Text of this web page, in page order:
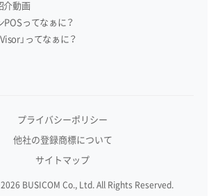
介動画
POSってなぁに？
」ってなぁに？
プライバシーポリシー
他社の登録商標について
サイトマップ
BUSICOM Co., Ltd. All Rights Reserved.